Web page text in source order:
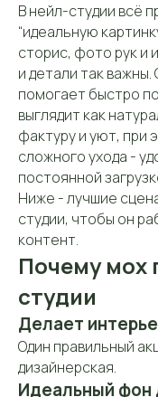
В нейл-студии всё
“идеальную
сторис, фото рук и
и детали так
помогает быстро
выглядит как
фактуру и уют, при
сложного ухода -
постоянной
Ниже - лучшие
студии, чтобы он
контент.
Почему мох
студии
Делает
Один правильный
дизайнерская.
Идеальный фон